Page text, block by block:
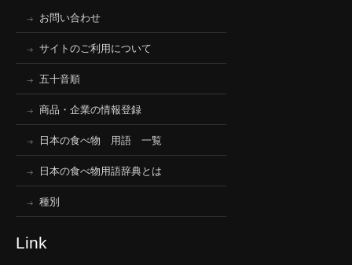
お問い合わせ
サイトのご利用について
五十音順
商品・企業の情報登録
日本の食べ物 用語 一覧
日本の食べ物用語辞典とは
種別
Link